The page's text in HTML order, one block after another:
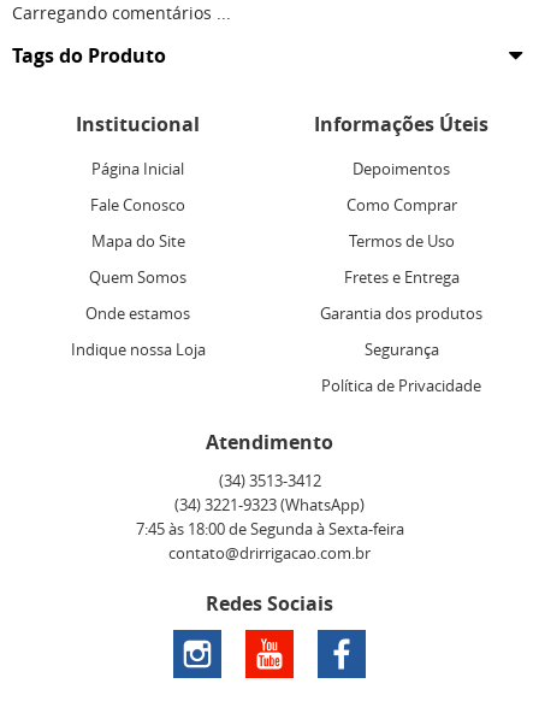
Carregando comentários ...
Tags do Produto
Institucional
Página Inicial
Fale Conosco
Mapa do Site
Quem Somos
Onde estamos
Indique nossa Loja
Informações Úteis
Depoimentos
Como Comprar
Termos de Uso
Fretes e Entrega
Garantia dos produtos
Segurança
Política de Privacidade
Atendimento
(34)3513-3412
(34)3221-9323(WhatsApp)
7:45 às 18:00 de Segunda à Sexta-feira
contato@drirrigacao.com.br
Redes Sociais